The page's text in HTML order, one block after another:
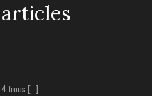
4 trous […]